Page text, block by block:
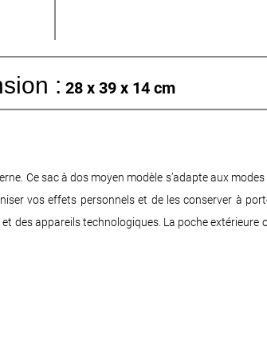
: 28 x 39 x 14 cm
Ce sac à dos moyen modèle s’adapte aux
vos effets personnels et de les conserver à
des appareils technologiques. La poche extérieure